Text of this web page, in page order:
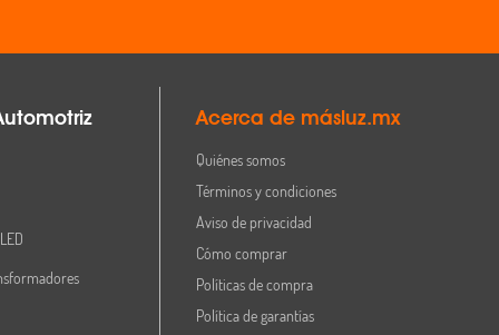
Acerca de másluz.mx
Quiénes somos
Términos y condiciones
Aviso de privacidad
Cómo comprar
Políticas de compra
Política de garantías